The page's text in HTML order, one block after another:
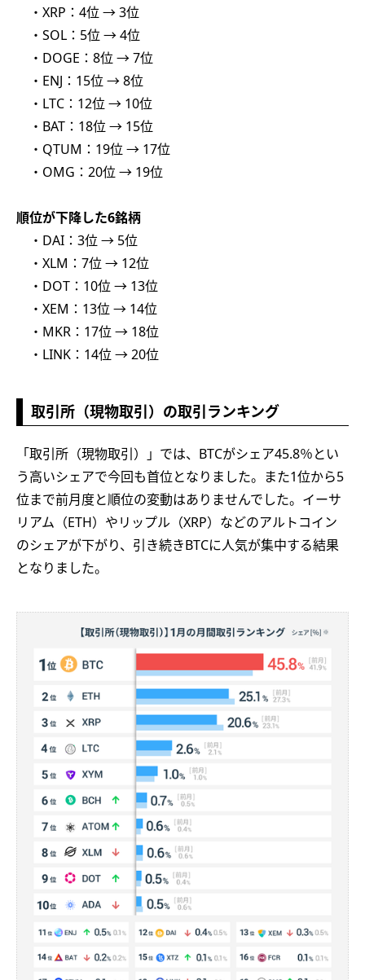
・XRP：4位 → 3位
・SOL：5位 → 4位
・DOGE：8位 → 7位
・ENJ：15位 → 8位
・LTC：12位 → 10位
・BAT：18位 → 15位
・QTUM：19位 → 17位
・OMG：20位 → 19位
順位が下降した6銘柄
・DAI：3位 → 5位
・XLM：7位 → 12位
・DOT：10位 → 13位
・XEM：13位 → 14位
・MKR：17位 → 18位
・LINK：14位 → 20位
取引所（現物取引）の取引ランキング
「取引所（現物取引）」では、BTCがシェア45.8％とい
う高いシェアで今回も首位となりました。また1位から5
位まで前月度と順位の変動はありませんでした。イーサ
リアム（ETH）やリップル（XRP）などのアルトコイン
のシェアが下がり、引き続きBTCに人気が集中する結果
となりました。